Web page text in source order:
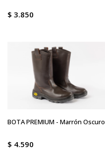
$ 3.850
BOTA PREMIUM - Marrón Oscuro
$ 4.590